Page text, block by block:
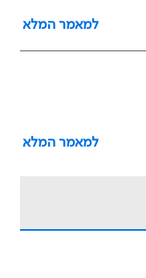
למאמר המלא
למאמר המלא